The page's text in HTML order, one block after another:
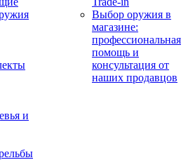
и
Выбор оружия в
магазине:
профессиональная
помощь и
консультация от
наших продавцов